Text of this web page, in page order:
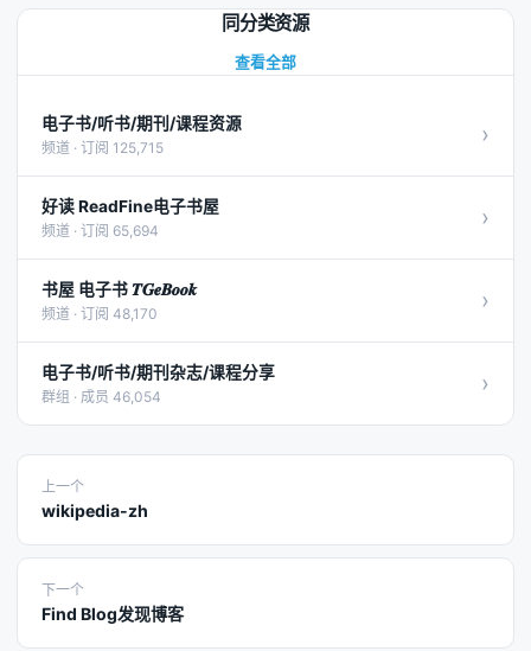
同分类资源
查看全部
电子书/听书/期刊/课程资源
频道 · 订阅 125,715 ›
好读 ReadFine电子书屋
频道 · 订阅 65,694 ›
书屋 电子书 𝑻𝑮𝒆𝑩𝒐𝒐𝒌
频道 · 订阅 48,170 ›
电子书/听书/期刊杂志/课程分享
群组 · 成员 46,054 ›
上一个
wikipedia-zh
下一个
Find Blog发现博客